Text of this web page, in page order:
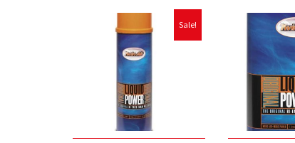
Sale!